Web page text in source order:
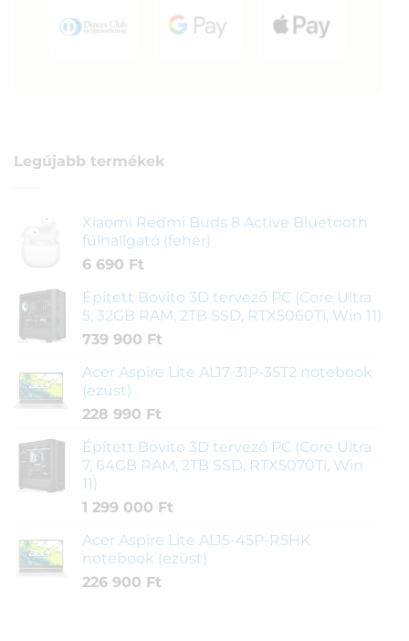
Legújabb termékek
Xiaomi Redmi Buds 8 Active Bluetooth
fülhallgató (fehér)
6 690 Ft
Épített Bovito 3D tervező PC (Core Ultra
5, 32GB RAM, 2TB SSD, RTX5060Ti, Win 11)
739 900 Ft
Acer Aspire Lite AL17-31P-35T2 notebook
(ezüst)
228 990 Ft
Épített Bovito 3D tervező PC (Core Ultra
7, 64GB RAM, 2TB SSD, RTX5070Ti, Win
11)
1 299 000 Ft
Acer Aspire Lite AL15-45P-R5HK
notebook (ezüst)
226 900 Ft